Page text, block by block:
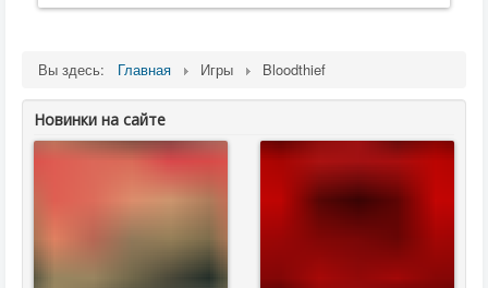
Вы здесь: Главная Игры Bloodthief
Новинки на сайте